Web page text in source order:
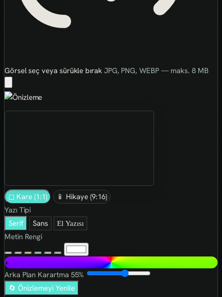
Görsel seç veya sürükle bırak JPG, PNG, WEBP — maks. 8 MB
◻ Kare (1:1)
📱 Hikaye (9:16)
Yazı Tipi
Serif
Sans El Yazısı
Metin Rengi
+
Arka Plan Karartma 55%
🔄 Önizlemeyi Yenile